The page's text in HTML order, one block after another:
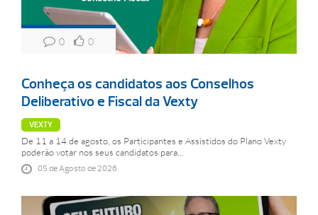
0 0
Conheça os candidatos aos Conselhos
Deliberativo e Fiscal da Vexty
VEXTY
De 11 a 14 de agosto, os Participantes e Assistidos do Plano Vexty
poderão votar nos seus candidatos para...
05 de Agosto de 2026